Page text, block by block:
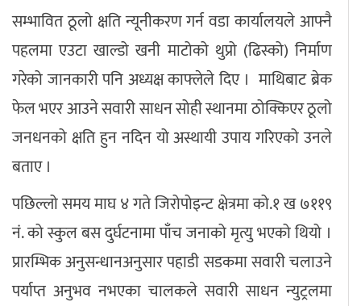
सम्भावित ठूलो क्षति न्यूनीकरण गर्न वडा कार्यालयले आफ्नै
पहलमा एउटा खाल्डो खनी माटोको थुप्रो (ढिस्को) निर्माण
गरेको जानकारी पनि अध्यक्ष काफ्लेले दिए । माथिबाट ब्रेक
फेल भएर आउने सवारी साधन सोही स्थानमा ठोक्किएर ठूलो
जनधनको क्षति हुन नदिन यो अस्थायी उपाय गरिएको उनले
बताए ।
पछिल्लो समय माघ ४ गते जिरोपोइन्ट क्षेत्रमा को.१ ख ७११९
नं. को स्कुल बस दुर्घटनामा पाँच जनाको मृत्यु भएको थियो ।
प्रारम्भिक अनुसन्धानअनुसार पहाडी सडकमा सवारी चलाउने
पर्याप्त अनुभव नभएका चालकले सवारी साधन न्युट्रलमा